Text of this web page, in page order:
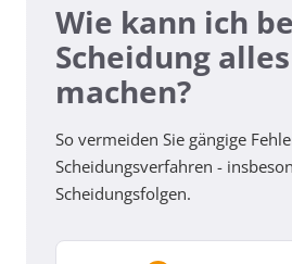
Wie kann ich
Scheidung
machen?
So vermeiden Sie gängige
Scheidungsverfahren -
Scheidungsfolgen.